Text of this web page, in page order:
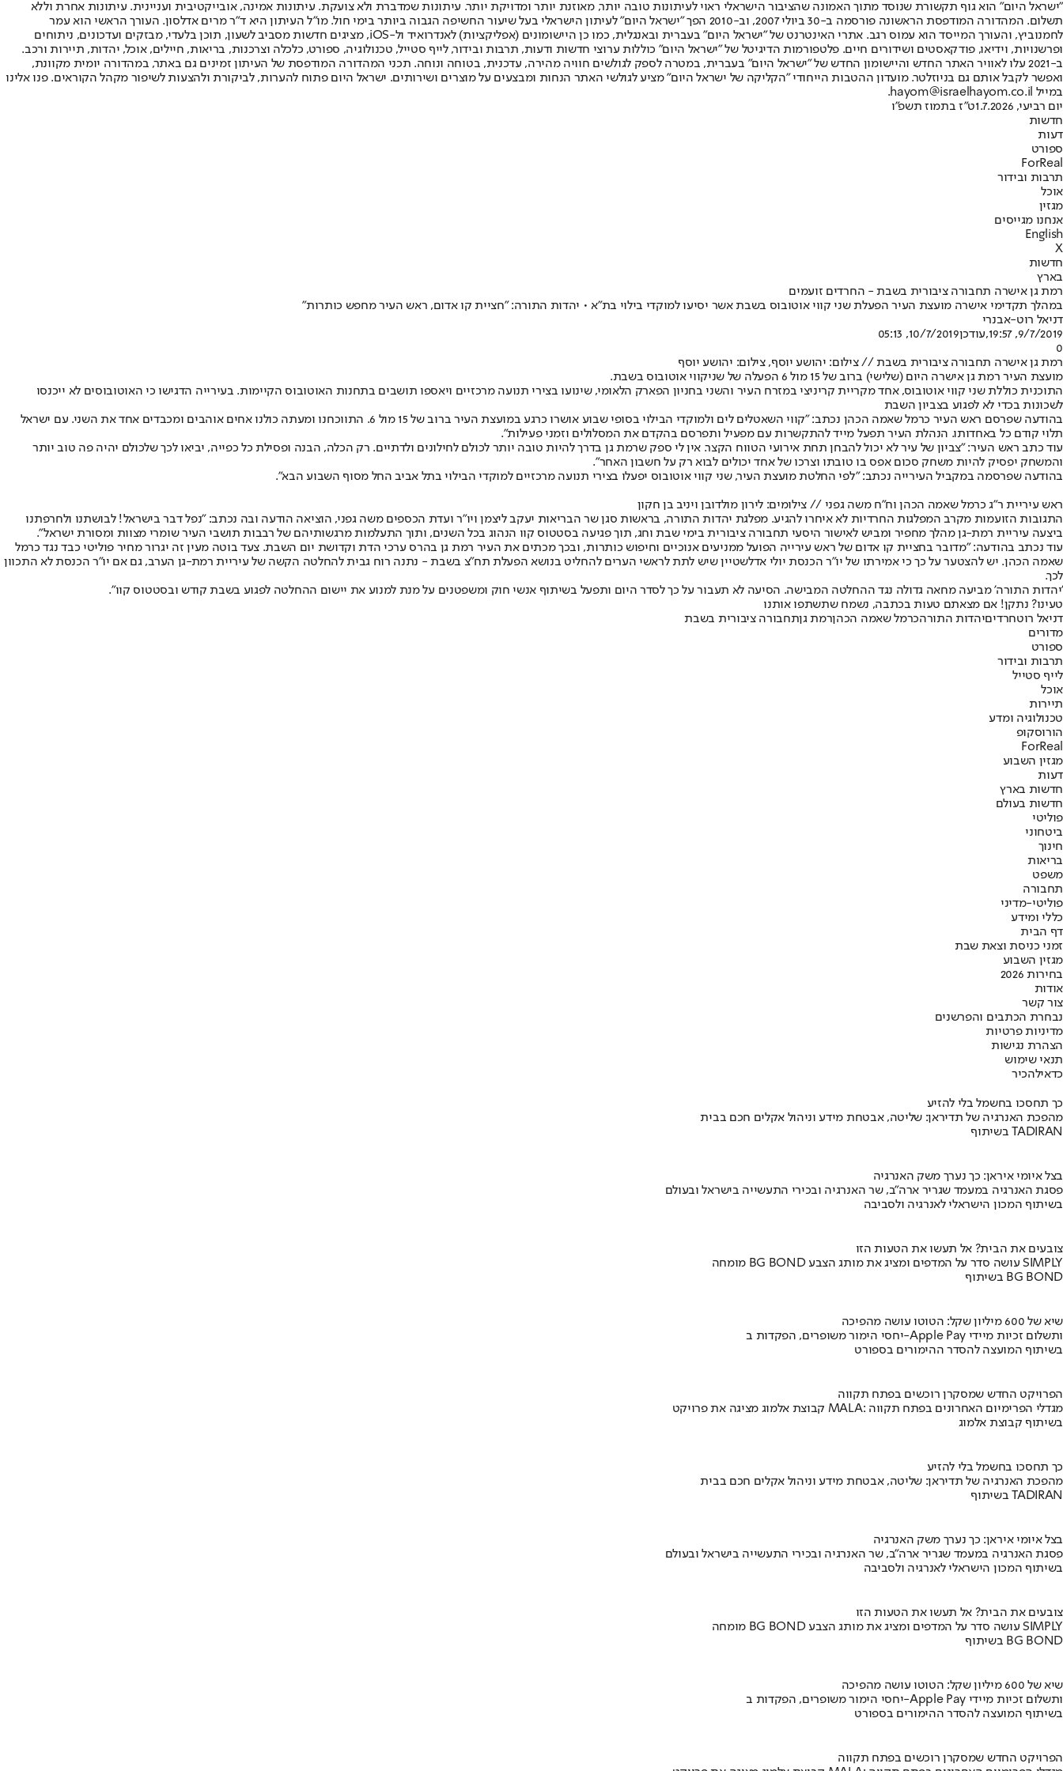
"ישראל היום" הוא גוף תקשורת שנוסד מתוך האמונה שהציבור הישראלי ראוי לעיתונות טובה יותר, מאוזנת יותר ומדויקת יותר. עיתונות שמדברת ולא צועקת. עיתונות אמינה, אובייקטיבית ועניינית. עיתונות אחרת וללא
תשלום. המהדורה המודפסת הראשונה פורסמה ב-30 ביולי 2007, וב-2010 הפך "ישראל היום" לעיתון הישראלי בעל שיעור החשיפה הגבוה ביותר בימי חול. מו"ל העיתון היא ד"ר מרים אדלסון. העורך הראשי הוא עמר
לחמנוביץ, והעורך המייסד הוא עמוס רגב. אתרי האינטרנט של "ישראל היום" בעברית ובאנגלית, כמו כן היישומונים (אפליקציות) לאנדרואיד ול-iOS, מציגים חדשות מסביב לשעון, תוכן בלעדי, מבזקים ועדכונים, ניתוחים
ופרשנויות, וידיאו, פודקאסטים ושידורים חיים. פלטפורמות הדיגיטל של "ישראל היום" כוללות ערוצי חדשות ודעות, תרבות ובידור, לייף סטייל, טכנולוגיה, ספורט, כלכלה וצרכנות, בריאות, חיילים, אוכל, יהדות, תיירות ורכב.
ב-2021 עלו לאוויר האתר החדש והיישומון החדש של "ישראל היום" בעברית, במטרה לספק לגולשים חוויה מהירה, עדכנית, בטוחה ונוחה. תכני המהדורה המודפסת של העיתון זמינים גם באתר, במהדורה יומית מקוונת,
ואפשר לקבל אותם גם בניוזלטר. מועדון ההטבות הייחודי "הקליקה של ישראל היום" מציע לגולשי האתר הנחות ומבצעים על מוצרים ושירותים. ישראל היום פתוח להערות, לביקורת ולהצעות לשיפור מקהל הקוראים. פנו אלינו
במייל hayom@israelhayom.co.il.
יום רביעי, 1.7.2026
ט"ז בתמוז תשפ"ו
חדשות
דעות
ספורט
ForReal
תרבות ובידור
אוכל
מגזין
אנחנו מגייסים
English
X
חדשות
בארץ
רמת גן אישרה תחבורה ציבורית בשבת - החרדים זועמים
במהלך תקדימי אישרה מועצת העיר הפעלת שני קווי אוטובוס בשבת אשר יסיעו למוקדי בילוי בת"א • יהדות התורה: "חציית קו אדום, ראש העיר מחפש כותרות"
דניאל רוט-אבנרי
9/7/2019, 19:57
,עודכן10/7/2019, 05:13
0
רמת גן אישרה תחבורה ציבורית בשבת // צילום: יהושע יוסף, צילום: יהושע יוסף
מועצת העיר רמת גן אישרה היום (שלישי) ברוב של 15 מול 6 הפעלה של שני
קווי אוטובוס בשבת.
התוכנית כוללת שני קווי אוטובוס, אחד מקריית קריניצי במזרח העיר והשני בחניון הפארק הלאומי, שינועו בצירי תנועה מרכזיים ויאספו תושבים בתחנות האוטובוס הקיימות. בעירייה הדגישו כי האוטובוסים לא ייכנסו
לשכונות בכדי לא לפגוע בצביון השבת
בהודעה שפרסם ראש העיר כרמל שאמה הכהן נכתב: "קווי השאטלים לים ולמוקדי הבילוי בסופי שבוע אושרו כרגע במועצת העיר ברוב של 15 מול 6. התווכחנו ומעתה כולנו אחים אוהבים ומכבדים אחד את השני. עם ישראל
תלוי קודם כל באחדותו. הנהלת העיר תפעל מייד להתקשרות עם מפעיל ותפרסם בהקדם את המסלולים וזמני פעילות".
עוד כתב ראש העיר: "צביון של עיר לא יכול להבחן תחת אירועי הטווח הקצר. אין לי ספק שרמת גן בדרך להיות טובה יותר לכולם לחילונים ולדתיים. רק הכלה, הבנה ופסילת כל כפייה, יביאו לכך שלכולם יהיה פה טוב יותר
והמשחק יפסיק להיות משחק סכום אפס בו טובתו וצרכו של אחד יכולים לבוא רק על חשבון האחר".
בהודעה שפרסמה במקביל העירייה נכתב: "לפי החלטת מועצת העיר, שני קווי אוטובוס יפעלו בצירי תנועה מרכזיים למוקדי הבילוי בתל אביב החל מסוף השבוע הבא".
ראש עיריית ר"ג כרמל שאמה הכהן וח"ח משה גפני // צילומים: לירון מולדובן ויניב בן חקון
התגובות הזועמות מקרב המפלגות החרדיות לא איחרו להגיע. מפלגת יהדות התורה, בראשות סגן שר הבריאות יעקב ליצמן ויו"ר ועדת הכספים משה גפני, הוציאה הודעה ובה נכתב: "נפל דבר בישראל! לבושתנו ולחרפתנו
ביצעה עיריית רמת-גן מהלך מחפיר ומביש לאישור היסעי תחבורה ציבורית בימי שבת וחג, תוך פגיעה בסטטוס קוו הנהוג בכל השנים, ותוך התעלמות מרגשותיהם של רבבות תושבי העיר שומרי מצוות ומסורת ישראל".
עוד נכתב בהודעה: "מדובר בחציית קו אדום של ראש עירייה הפועל ממניעים אנוכיים וחיפוש כותרות, ובכך מכתים את העיר רמת גן בהרס ערכי הדת וקדושת יום השבת. צעד בוטה מעין זה יגרור מחיר פוליטי כבד נגד כרמל
שאמה הכהן. יש להצטער על כך כי אמירתו של יו”ר הכנסת יולי אדלשטיין שיש לתת לראשי הערים להחליט בנושא הפעלת תח”צ בשבת - נתנה רוח גבית להחלטה הקשה של עיריית רמת-גן הערב, גם אם יו”ר הכנסת לא התכוון
לכך.
'יהדות התורה' מביעה מחאה גדולה נגד ההחלטה המבישה. הסיעה לא תעבור על כך לסדר היום ותפעל בשיתוף אנשי חוק ומשפטנים על מנת למנוע את יישום ההחלטה לפגוע בשבת קודש ובסטטוס קוו".
טעינו? נתקן! אם מצאתם טעות בכתבה, נשמח שתשתפו אותנו
דניאל רוטחרדיםיהדות התורהכרמל שאמה הכהןרמת גןתחבורה ציבורית בשבת
מדורים
ספורט
תרבות ובידור
לייף סטייל
אוכל
תיירות
טכנולוגיה ומדע
הורוסקופ
ForReal
מגזין השבוע
דעות
חדשות בארץ
חדשות בעולם
פוליטי
ביטחוני
חינוך
בריאות
משפט
תחבורה
פוליטי-מדיני
כללי ומידע
דף הבית
זמני כניסת וצאת שבת
מגזין השבוע
בחירות 2026
אודות
צור קשר
נבחרת הכתבים והפרשנים
מדיניות פרטיות
הצהרת נגישות
תנאי שימוש
כדאילהכיר
כך תחסכו בחשמל בלי להזיע
מהפכת האנרגיה של תדיראן: שליטה, אבטחת מידע וניהול אקלים חכם בבית
בשיתוף TADIRAN
בצל איומי איראן: כך נערך משק האנרגיה
פסגת האנרגיה במעמד שגריר ארה"ב, שר האנרגיה ובכירי התעשייה בישראל ובעולם
בשיתוף המכון הישראלי לאנרגיה ולסביבה
צובעים את הבית? אל תעשו את הטעות הזו
מומחה BG BOND עושה סדר על המדפים ומציג את מותג הצבע SIMPLY
בשיתוף BG BOND
שיא של 600 מיליון שקל: הטוטו עושה מהפיכה
יחסי הימור משופרים, הפקדות ב-Apple Pay ותשלום זכיות מיידי
בשיתוף המועצה להסדר ההימורים בספורט
הפרויקט החדש שמסקרן רוכשים בפתח תקווה
קבוצת אלמוג מציגה את פרויקט MALA: מגדלי הפרימיום האחרונים בפתח תקווה
בשיתוף קבוצת אלמוג
כך תחסכו בחשמל בלי להזיע
מהפכת האנרגיה של תדיראן: שליטה, אבטחת מידע וניהול אקלים חכם בבית
בשיתוף TADIRAN
בצל איומי איראן: כך נערך משק האנרגיה
פסגת האנרגיה במעמד שגריר ארה"ב, שר האנרגיה ובכירי התעשייה בישראל ובעולם
בשיתוף המכון הישראלי לאנרגיה ולסביבה
צובעים את הבית? אל תעשו את הטעות הזו
מומחה BG BOND עושה סדר על המדפים ומציג את מותג הצבע SIMPLY
בשיתוף BG BOND
שיא של 600 מיליון שקל: הטוטו עושה מהפיכה
יחסי הימור משופרים, הפקדות ב-Apple Pay ותשלום זכיות מיידי
בשיתוף המועצה להסדר ההימורים בספורט
הפרויקט החדש שמסקרן רוכשים בפתח תקווה